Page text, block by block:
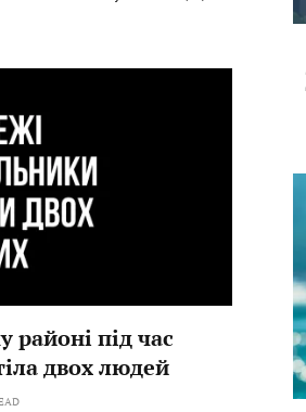
під час
двох людей